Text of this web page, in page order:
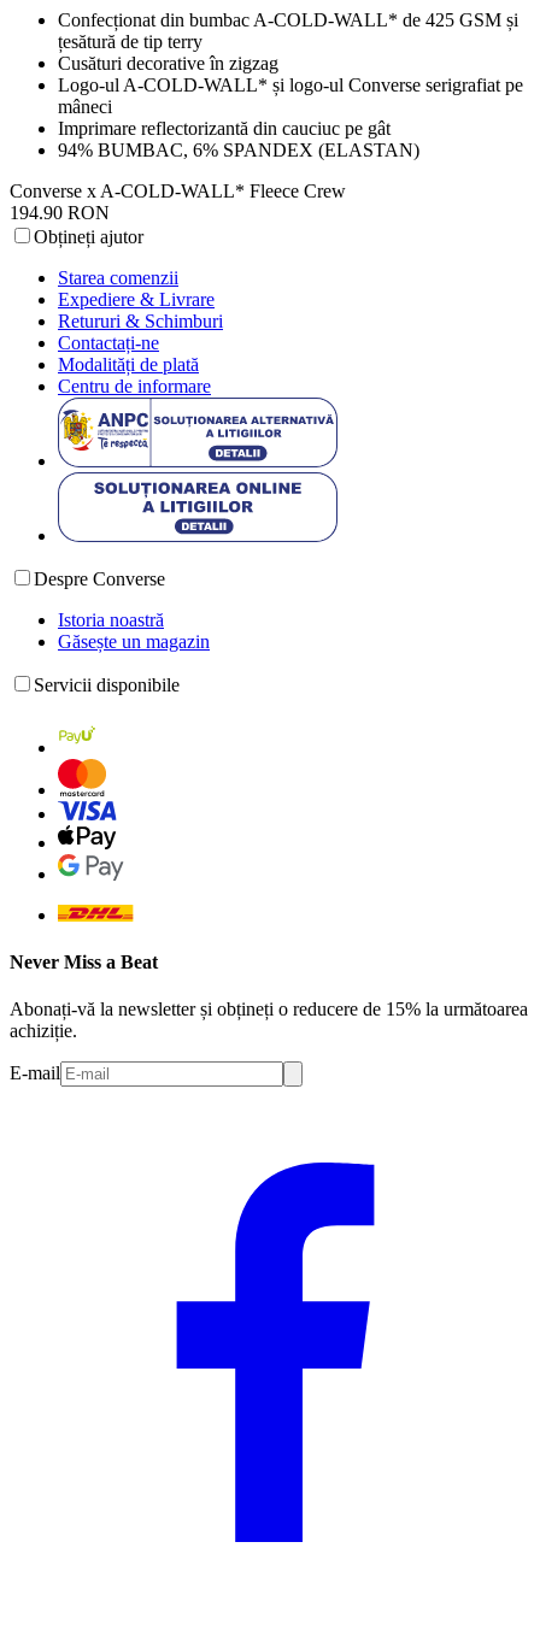
Confecționat din bumbac A-COLD-WALL* de 425 GSM și
țesătură de tip terry
Cusături decorative în zigzag
Logo-ul A-COLD-WALL* și logo-ul Converse serigrafiat pe
mâneci
Imprimare reflectorizantă din cauciuc pe gât
94% BUMBAC, 6% SPANDEX (ELASTAN)
Converse x A-COLD-WALL* Fleece Crew
194.90 RON
Obțineți ajutor
Starea comenzii
Expediere & Livrare
Retururi & Schimburi
Contactați-ne
Modalități de plată
Centru de informare
Despre Converse
Istoria noastră
Găsește un magazin
Servicii disponibile
Never Miss a Beat
Abonați-vă la newsletter și obțineți o reducere de 15% la următoarea
achiziție.
E-mail